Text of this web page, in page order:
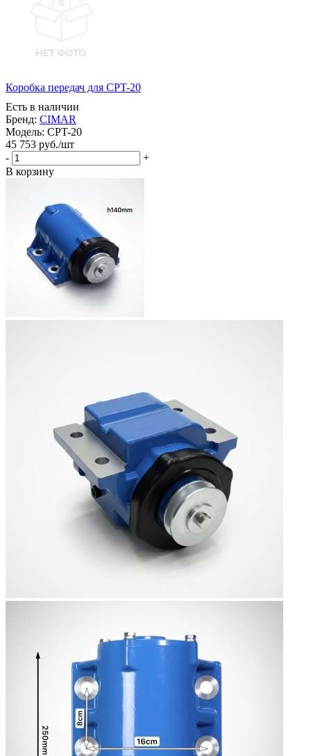
Коробка передач для CPT-20
Есть в наличии
Бренд: CIMAR
Модель: CPT-20
45 753 руб./шт
-
+
В корзину